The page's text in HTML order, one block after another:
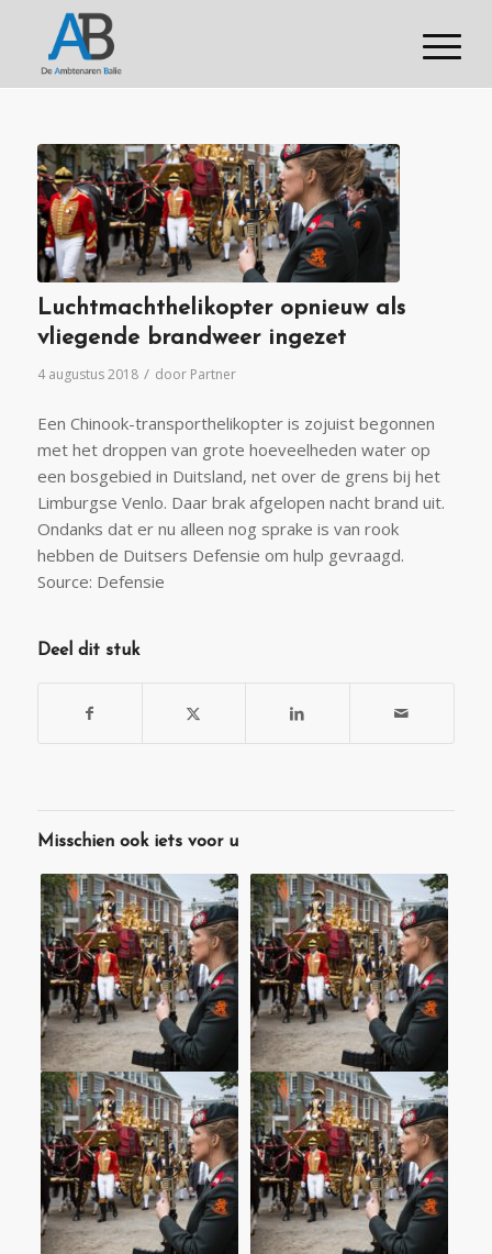
Luchtmachthelikopter opnieuw als
vliegende brandweer ingezet
4 augustus 2018 / door Partner
Een Chinook-transporthelikopter is zojuist begonnen
met het droppen van grote hoeveelheden water op
een bosgebied in Duitsland, net over de grens bij het
Limburgse Venlo. Daar brak afgelopen nacht brand uit.
Ondanks dat er nu alleen nog sprake is van rook
hebben de Duitsers Defensie om hulp gevraagd.
Source: Defensie
Deel dit stuk
Misschien ook iets voor u